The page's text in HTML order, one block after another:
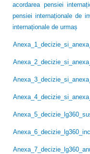
acordarea pensiei
pensiei internaționale de
internaționale de urmaș